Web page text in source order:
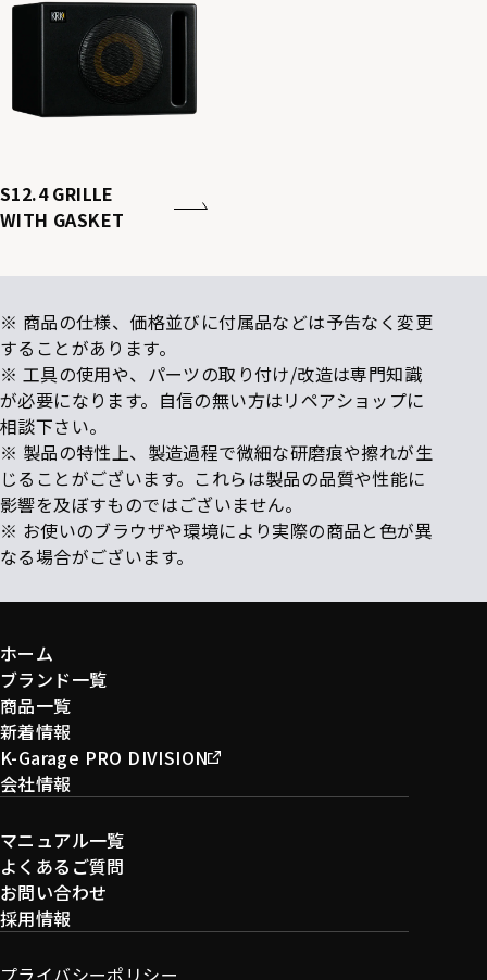
S12.4 GRILLE
WITH GASKET
※ 商品の仕様、価格並びに付属品などは予告なく変更
することがあります。
※ 工具の使用や、パーツの取り付け/改造は専門知識
が必要になります。自信の無い方はリペアショップに
相談下さい。
※ 製品の特性上、製造過程で微細な研磨痕や擦れが生
じることがございます。これらは製品の品質や性能に
影響を及ぼすものではございません。
※ お使いのブラウザや環境により実際の商品と色が異
なる場合がございます。
ホーム
ブランド一覧
商品一覧
新着情報
K-Garage PRO DIVISION
会社情報
マニュアル一覧
よくあるご質問
お問い合わせ
採用情報
プライバシーポリシー